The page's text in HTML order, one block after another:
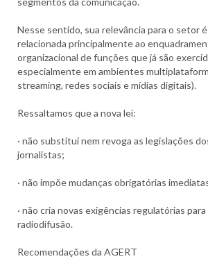
Nesse sentido, sua relevância para o setor
relacionada principalmente ao
organizacional de funções que já são
especialmente em ambientes
streaming, redes sociais e mídias digitais).
Ressaltamos que a nova lei:
· não substitui nem revoga as legislações
jornalistas;
· não impõe mudanças obrigatórias
· não cria novas exigências regulatórias
radiodifusão.
Recomendações da AGERT